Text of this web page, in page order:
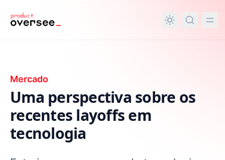
principal
Mercado
Uma perspectiva sobre os
recentes layoffs em
tecnologia